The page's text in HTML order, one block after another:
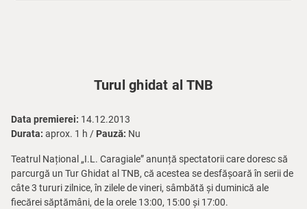
Turul ghidat al TNB
Data premierei: 14.12.2013
Durata: aprox. 1 h / Pauză: Nu
Teatrul Național „I.L. Caragiale” anunță spectatorii care doresc să
parcurgă un Tur Ghidat al TNB, că acestea se desfășoară în serii de
câte 3 tururi zilnice, în zilele de vineri, sâmbătă și duminică ale
fiecărei săptămâni, de la orele 13:00, 15:00 și 17:00.